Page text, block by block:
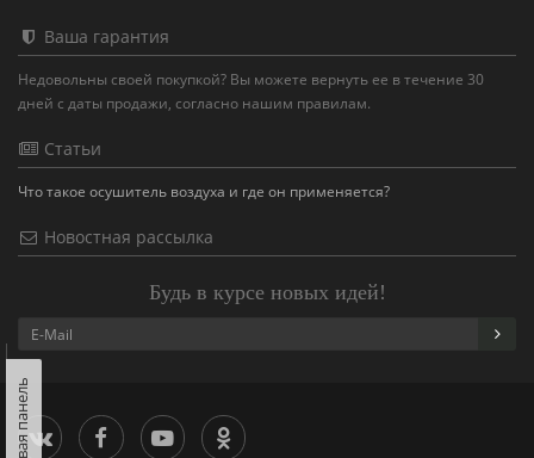
Ваша гарантия
Недовольны своей покупкой? Вы можете вернуть ее в течение 30
дней с даты продажи, согласно нашим правилам.
Статьи
Что такое осушитель воздуха и где он применяется?
Новостная рассылка
Будь в курсе новых идей!
Левая панель